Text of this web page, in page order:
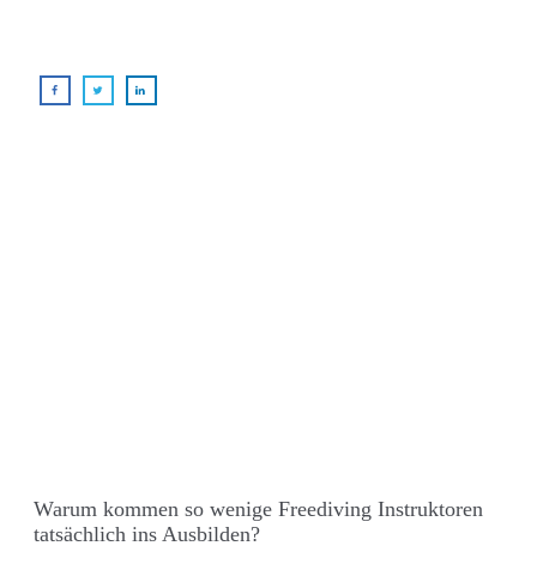
Warum kommen so wenige Freediving Instruktoren
tatsächlich ins Ausbilden?